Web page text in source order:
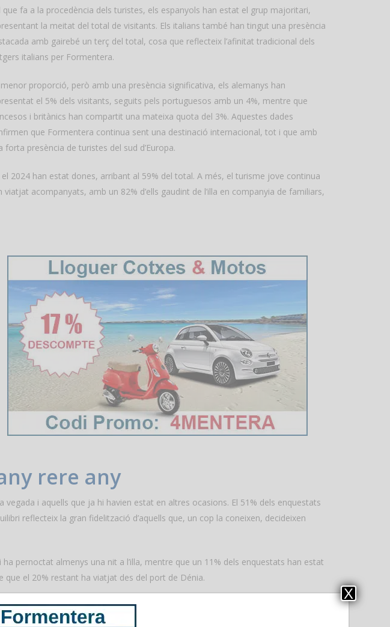
que fa a la procedència dels turistes, els espanyols han estat el grup majoritari,
la meitat del total de visitants. Els italians també han tingut una presència
amb gairebé un terç del total, cosa que reflecteix l’afinitat tradicional dels
italians per Formentera.
menor proporció, però amb una presència significativa, els alemanys han
el 5% dels visitants, seguits pels portuguesos amb un 4%, mentre que
i britànics han compartit una mateixa quota del 3%. Aquestes dades
que Formentera continua sent una destinació internacional, tot i que amb
forta presència de turistes del sud d’Europa.
2024 han estat dones, arribant al 59% del total. A més, el turisme jove continua
acompanyats, amb un 82% d’ells gaudint de l’illa en companyia de familiars,
rere any
i aquells que ja hi havien estat en altres ocasions. El 51% dels enquestats
reflecteix la gran fidelització d’aquells que, un cop la coneixen, decideixen
pernoctat almenys una nit a l’illa, mentre que un 11% dels enquestats han estat
que el 20% restant ha viatjat des del port de Dénia.
enquestats ha assegurat que coneixia l’illa gràcies a recomanacions d’amics o
X